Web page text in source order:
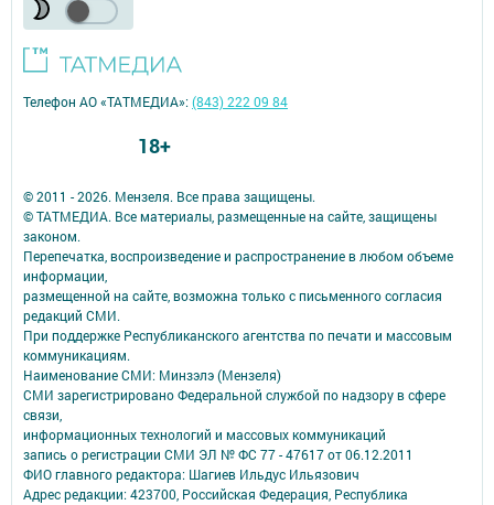
© 2011 - 2026. Мензеля. Все права защищены.
© ТАТМЕДИА. Все материалы, размещенные на сайте, защищены
законом.
Перепечатка, воспроизведение и распространение в любом объеме
информации,
размещенной на сайте, возможна только с письменного согласия
редакций СМИ.
При поддержке Республиканского агентства по печати и массовым
коммуникациям.
Наименование СМИ: Минзэлэ (Мензеля)
СМИ зарегистрировано Федеральной службой по надзору в сфере
связи,
информационных технологий и массовых коммуникаций
запись о регистрации СМИ ЭЛ № ФС 77 - 47617 от 06.12.2011
ФИО главного редактора: Шагиев Ильдус Ильязович
Адрес редакции: 423700, Российская Федерация, Республика
Телефон АО «ТАТМЕДИА»:(843) 222 09 84
18+